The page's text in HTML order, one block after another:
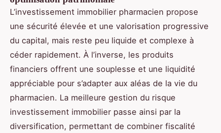
L’investissement immobilier pharmacien propose
une sécurité élevée et une valorisation progressive
du capital, mais reste peu liquide et complexe à
céder rapidement. À l’inverse, les produits
financiers offrent une souplesse et une liquidité
appréciable pour s’adapter aux aléas de la vie du
pharmacien. La meilleure gestion du risque
investissement immobilier passe ainsi par la
diversification, permettant de combiner fiscalité